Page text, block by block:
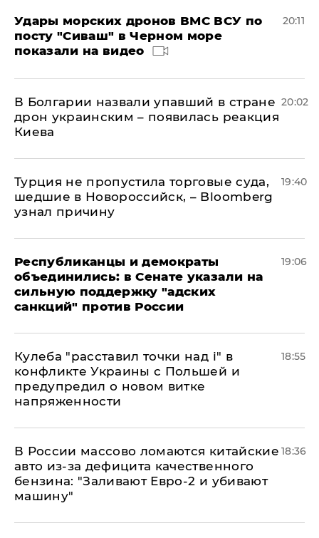
Удары морских дронов ВМС ВСУ по
посту "Сиваш" в Черном море
показали на видео
20:11
В Болгарии назвали упавший в стране
дрон украинским – появилась реакция
Киева
20:02
Турция не пропустила торговые суда,
шедшие в Новороссийск, – Bloomberg
узнал причину
19:40
Республиканцы и демократы
объединились: в Сенате указали на
сильную поддержку "адских
санкций" против России
19:06
Кулеба "расставил точки над і" в
конфликте Украины с Польшей и
предупредил о новом витке
напряженности
18:55
В России массово ломаются китайские
авто из-за дефицита качественного
бензина: "Заливают Евро-2 и убивают
машину"
18:36